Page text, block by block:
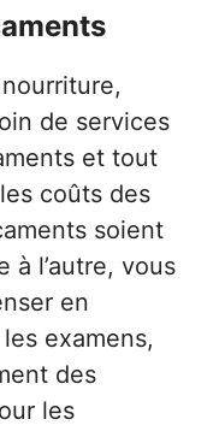
de services
et tout
coûts des
soient
à l’autre, vous
en
examens,
des
les